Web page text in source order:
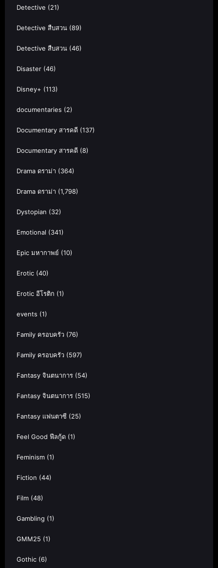
Detective (21)
Detective สืบสวน (89)
Detective สืบสวน (46)
Disaster (46)
Disney+ (113)
documentaries (2)
Documentary สารคดี (137)
Documentary สารคดี (8)
Drama ดราม่า (364)
Drama ดราม่า (1,798)
Dystopian (32)
Emotional (341)
Epic มหากาพย์ (10)
Erotic (40)
Erotic อีโรติก (1)
events (1)
Family ครอบครัว (76)
Family ครอบครัว (597)
Fantasy จินตนาการ (54)
Fantasy จินตนาการ (515)
Fantasy แฟนตาซี (25)
Feel Good ฟีลกู้ด (1)
Feminism (1)
Fiction (44)
Film (48)
Gambling (1)
GMM25 (1)
Gothic (6)